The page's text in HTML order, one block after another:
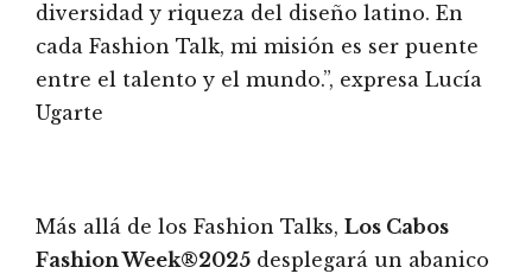
diversidad y riqueza del diseño latino. En
cada Fashion Talk, mi misión es ser puente
entre el talento y el mundo.”, expresa Lucía
Ugarte
Más allá de los Fashion Talks, Los Cabos
Fashion Week®2025 desplegará un abanico